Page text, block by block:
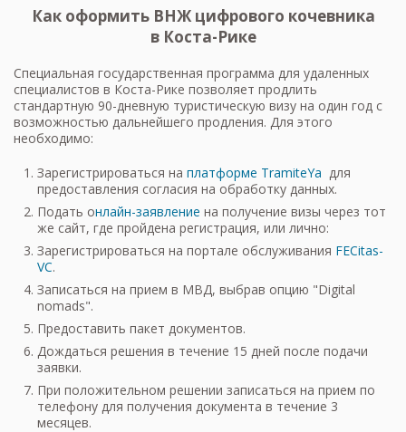
Как оформить ВНЖ цифрового кочевника
в Коста-Рике
Специальная государственная программа для удаленных
специалистов в Коста-Рике позволяет продлить
стандартную 90-дневную туристическую визу на один год с
возможностью дальнейшего продления. Для этого
необходимо:
Зарегистрироваться на платформе TramiteYa для
предоставления согласия на обработку данных.
Подать онлайн-заявление на получение визы через тот
же сайт, где пройдена регистрация, или лично:
Зарегистрироваться на портале обслуживания FECitas-
VC.
Записаться на прием в МВД, выбрав опцию "Digital
nomads".
Предоставить пакет документов.
Дождаться решения в течение 15 дней после подачи
заявки.
При положительном решении записаться на прием по
телефону для получения документа в течение 3
месяцев.